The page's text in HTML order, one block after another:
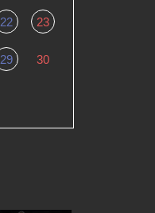
22 23
29 30